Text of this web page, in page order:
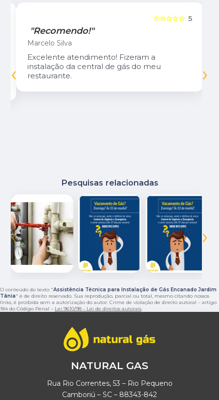
5
☆☆☆☆☆
"Recomendo!"
Marcelo Silva
Excelente atendimento! Fizeram a
instalação da central de gás do meu
restaurante.
‹ ›
Pesquisas relacionadas
‹ ›
O conteúdo do texto "Assistência Técnica para Instalação de Gás Encanado Jardim
Tânia" é de direito reservado. Sua reprodução, parcial ou total, mesmo citando nossos
links, é proibida sem a autorização do autor. Crime de violação de direito autoral – artigo
184 do Código Penal – Lei 9610/98 - Lei de direitos autorais
NATURAL GAS
Rua Rio Correntes, 53 – Rio Pequeno
Camboriú – SC – 88343-842